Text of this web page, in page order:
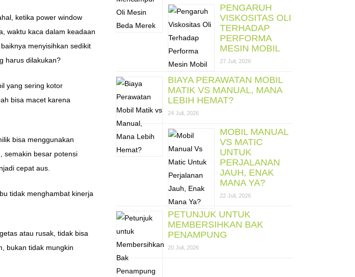
ketika power window
waktu kaca dalam keadaan
menyisihkan sedikit
harus dilakukan?
yang sering kotor
bisa macet karena
bisa menggunakan
semakin besar potensi
cepat aus.
tidak menghambat kinerja
atau rusak, tidak bisa
bukan tidak mungkin
PENGARUH
VISKOSITAS OLI
TERHADAP
PERFORMA
MESIN MOBIL
27 Juli, 2026
BIAYA PERAWATAN MOBIL
MATIK VS MANUAL, MANA
LEBIH HEMAT?
24 Juli, 2026
MOBIL MANUAL
VS MATIC
UNTUK
PERJALANAN
JAUH, ENAK
MANA YA?
22 Juli, 2026
PETUNJUK UNTUK
MEMBERSIHKAN BAK
PENAMPUNG
20 Juli, 2026